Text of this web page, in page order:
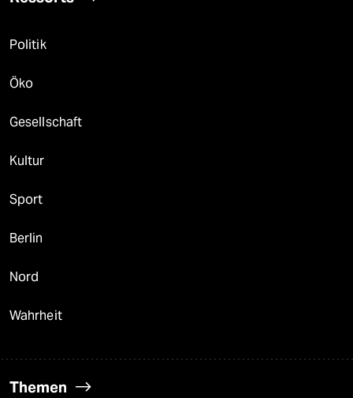
Politik
Öko
Gesellschaft
Kultur
Sport
Berlin
Nord
Wahrheit
Themen